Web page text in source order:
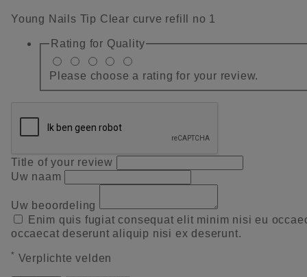
Young Nails Tip Clear curve refill no 1
Rating for Quality
Please choose a rating for your review.
Title of your review
Uw naam
Uw beoordeling
Enim quis fugiat consequat elit minim nisi eu
occaecat deserunt aliquip nisi ex deserunt.
* Verplichte velden